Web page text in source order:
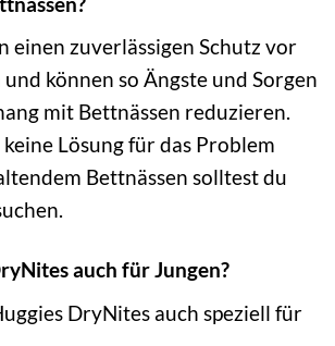
einen zuverlässigen Schutz vor
können so Ängste und Sorgen
mit Bettnässen reduzieren.
Lösung für das Problem
Bettnässen solltest du
auch für Jungen?
DryNites auch speziell für